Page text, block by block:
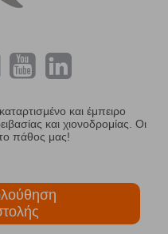
και έμπειρο
και χιονοδρομίας. Οι
πάθος μας!